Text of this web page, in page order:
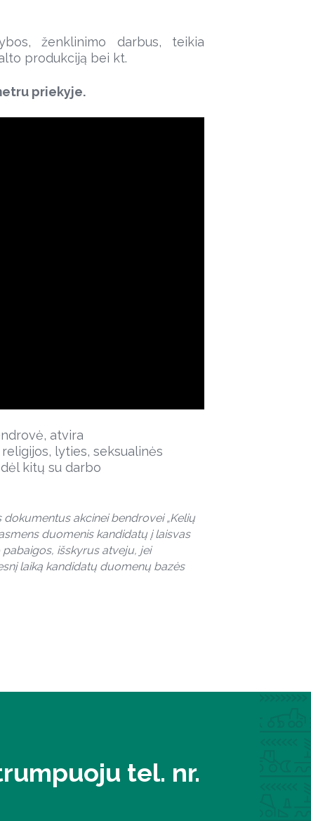
ženklinimo darbus, teikia
produkciją bei kt.
priekyje.
atvira
lyties, seksualinės
kitų su darbo
akcinei bendrovei „Kelių
duomenis kandidatų į laisvas
išskyrus atveju, jei
laiką kandidatų duomenų bazės
tel. nr.